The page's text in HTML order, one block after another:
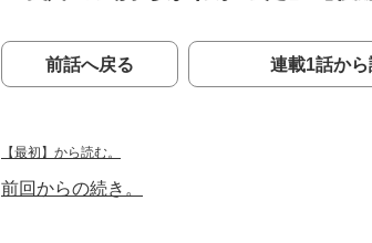
前話へ戻る 連載1話から
【最初】から読む。
前回からの続き。